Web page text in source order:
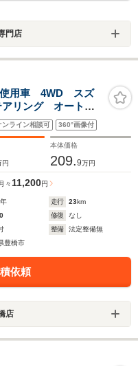
門店
使用車 4WD スズ
アリング オートエ
オートライト ヘ
助手席エアバック
ンライン相談可 360°画像付
円
本体価格
209.9万円
月々 11,200円
年 走行 23km
修復
なし
整備
法定整備無
豊橋市
依頼
店